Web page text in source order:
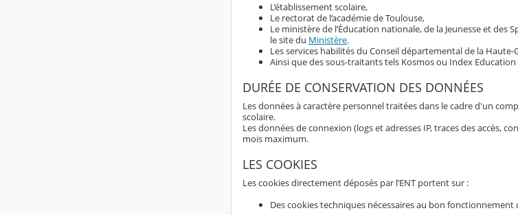
L’établissement scolaire,
Le rectorat de l’académie de Toulouse,
Le ministère de l’Éducation nationale, de la Jeunesse et des
le site du Ministère.
Les services habilités du Conseil départemental de la Haute-
Ainsi que des sous-traitants tels Kosmos ou Index
DURÉE DE CONSERVATION DES DONNÉES
Les données à caractère personnel traitées dans le cadre d'un
scolaire.
Les données de connexion (logs et adresses IP, traces des accès,
mois maximum.
LES COOKIES
Les cookies directement déposés par l’ENT portent sur :
Des cookies techniques nécessaires au bon fonctionnement